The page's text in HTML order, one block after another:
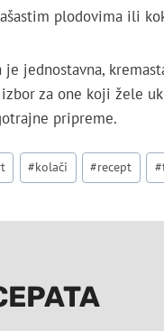
plodovima ili
je jednostavna,
izbor za one koji žele
pripreme.
#kolači #recept #